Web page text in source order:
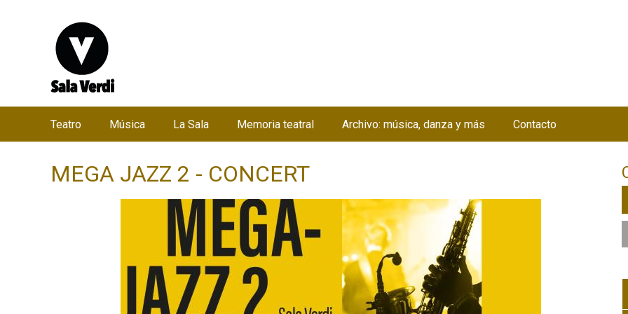
MEGA JAZZ 2 - CONCERT
n
Teatro Música La Sala Memoria teatral Archivo: música, danza y más Contacto